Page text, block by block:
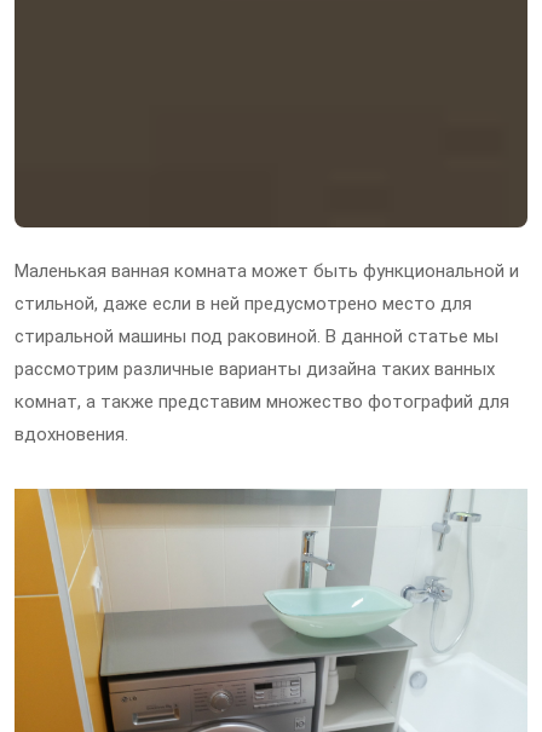
Маленькая ванная комната может быть функциональной и
стильной, даже если в ней предусмотрено место для
стиральной машины под раковиной. В данной статье мы
рассмотрим различные варианты дизайна таких ванных
комнат, а также представим множество фотографий для
вдохновения.